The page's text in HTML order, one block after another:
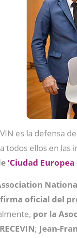
es la defensa
todos ellos en las
‘Ciudad Europea
oficial del
por la
RECEVIN; Jean-